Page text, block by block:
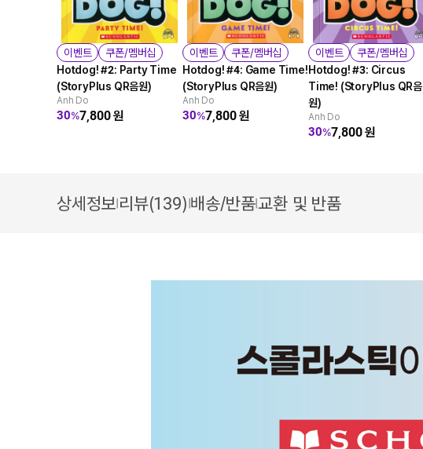
이벤트
쿠폰/멤버십
Hotdog! #2: Party Time
(StoryPlus QR음원)
Anh Do
30%7,800원
이벤트
쿠폰/멤버십
Hotdog! #4: Game Time!
(StoryPlus QR음원)
Anh Do
30%7,800원
이벤트
쿠폰/멤버십
Hotdog! #3: Circus
Time! (StoryPlus QR음
원)
Anh Do
30%7,800원
상세정보 리뷰(139) 배송/반품| 교환 및 반품